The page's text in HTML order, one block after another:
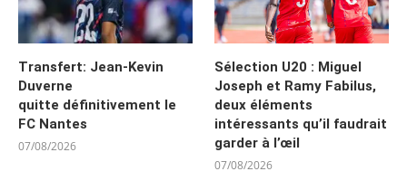
Transfert: Jean-Kevin
Duverne
quitte définitivement le
FC Nantes
07/08/2026
Sélection U20 : Miguel
Joseph et Ramy Fabilus,
deux éléments
intéressants qu’il faudrait
garder à l’œil
07/08/2026